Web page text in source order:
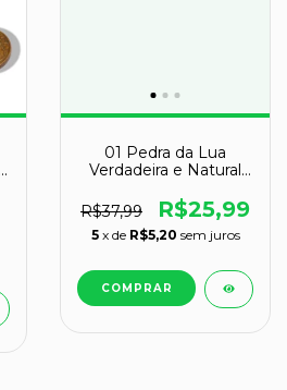
01 Pedra da Lua
Verdadeira e Natural
B
R$37,99 R$25,99
5 x de R$5,20 sem juros